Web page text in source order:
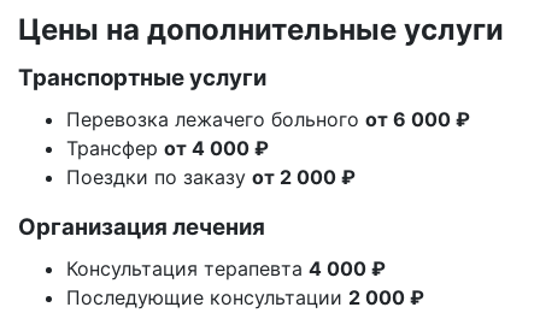
Цены на дополнительные услуги
Транспортные услуги
Перевозка лежачего больного от 6 000 ₽
Трансфер от 4 000 ₽
Поездки по заказу от 2 000 ₽
Организация лечения
Консультация терапевта 4 000 ₽
Последующие консультации 2 000 ₽